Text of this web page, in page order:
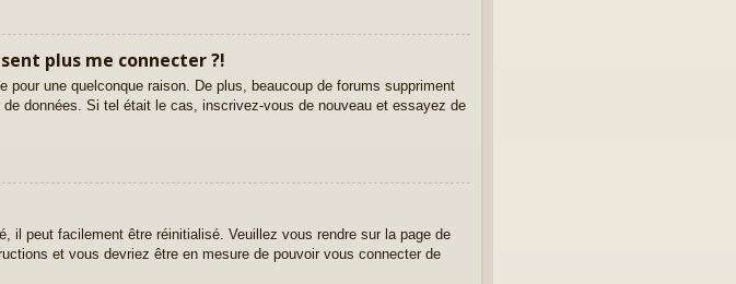
plus me connecter ?!
pour une quelconque raison. De plus, beaucoup de forums suppriment
données. Si tel était le cas, inscrivez-vous de nouveau et essayez de
il peut facilement être réinitialisé. Veuillez vous rendre sur la page de
et vous devriez être en mesure de pouvoir vous connecter de